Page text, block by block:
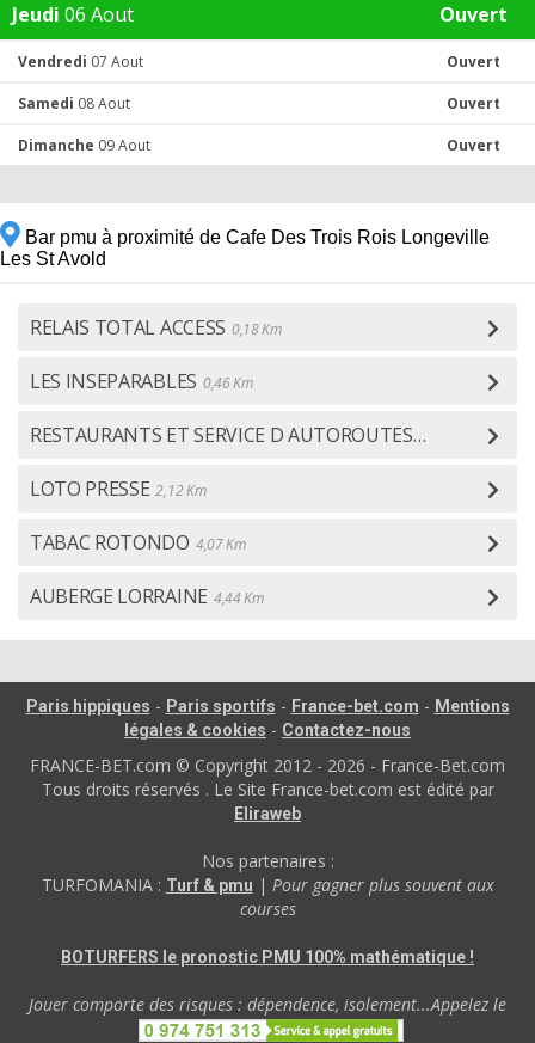
Jeudi 06 Aout Ouvert
Vendredi 07 Aout Ouvert
Samedi 08 Aout Ouvert
Dimanche 09 Aout Ouvert
Bar pmu à proximité de Cafe Des Trois Rois Longeville
Les St Avold
RELAIS TOTAL ACCESS 0,18 Km
LES INSEPARABLES 0,46 Km
RESTAURANTS ET SERVICE D AUTOROUTES2,01 Km
LOTO PRESSE 2,12 Km
TABAC ROTONDO 4,07 Km
AUBERGE LORRAINE 4,44 Km
Paris hippiques - Paris sportifs - France-bet.com - Mentions
légales & cookies - Contactez-nous
FRANCE-BET.com © Copyright 2012 - 2026 - France-Bet.com
Tous droits réservés . Le Site France-bet.com est édité par
Eliraweb
Nos partenaires :
TURFOMANIA : Turf & pmu | Pour gagner plus souvent aux
courses
BOTURFERS le pronostic PMU 100% mathématique !
Jouer comporte des risques : dépendence, isolement...Appelez le